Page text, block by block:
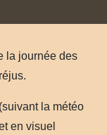
la journée des
la météo
en visuel